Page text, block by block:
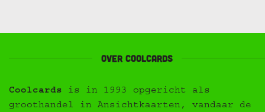
Over Coolcards
Coolcards is in 1993 opgericht als
groothandel in Ansichtkaarten, vandaar de